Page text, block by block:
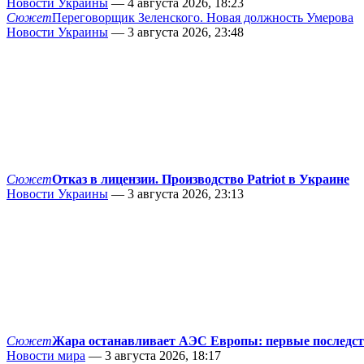
Новости Украины — 4 августа 2026, 18:23
СюжетПереговорщик Зеленского. Новая должность Умерова
Новости Украины — 3 августа 2026, 23:48
СюжетОтказ в лицензии. Производство Patriot в Украине
Новости Украины — 3 августа 2026, 23:13
СюжетЖара останавливает АЭС Европы: первые
Новости мира — 3 августа 2026, 18:17